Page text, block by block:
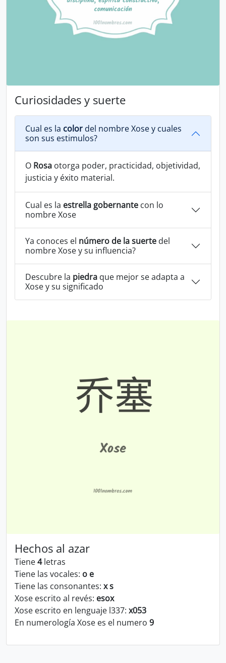
Curiosidades y suerte
Cual es la color del nombre Xose y cuales
son sus estimulos?
O Rosa otorga poder, practicidad, objetividad,
justicia y éxito material.
Cual es la estrella gobernante con lo
nombre Xose
Ya conoces el número de la suerte del
nombre Xose y su influencia?
Descubre la piedra que mejor se adapta a
Xose y su significado
Hechos al azar
Tiene4letras
Tiene las vocales: o e
Tiene las consonantes: x s
Xose escrito al revés: esox
Xose escrito en lenguaje l337: x053
En numerología Xose es el numero 9